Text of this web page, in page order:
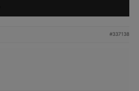
#337138